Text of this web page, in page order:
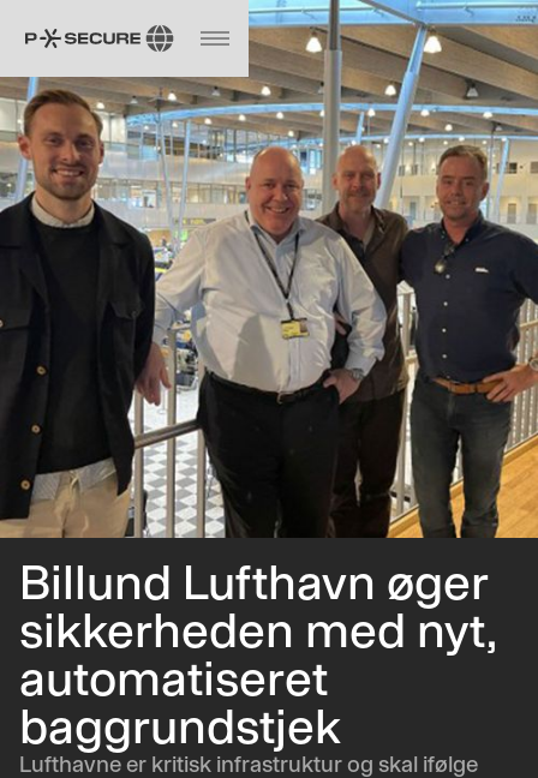
Billund Lufthavn øger
sikkerheden med nyt,
automatiseret
baggrundstjek
Lufthavne er kritisk infrastruktur og skal ifølge